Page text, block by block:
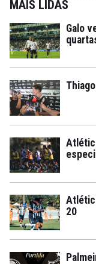
MAIS LIDAS
Galo
20